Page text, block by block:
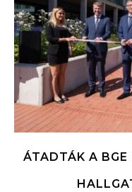
ÁTADTÁK A